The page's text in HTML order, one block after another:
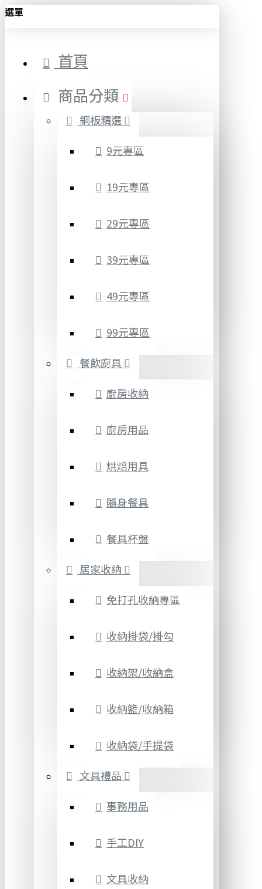
選單
首頁
商品分類
銅板精選
9元專區
19元專區
29元專區
39元專區
49元專區
99元專區
餐飲廚具
廚房收納
廚房用品
烘焙用具
隨身餐具
餐具杯盤
居家收納
免打孔收納專區
收納掛袋/掛勾
收納架/收納盒
收納籃/收納箱
收納袋/手提袋
文具禮品
事務用品
手工DIY
文具收納